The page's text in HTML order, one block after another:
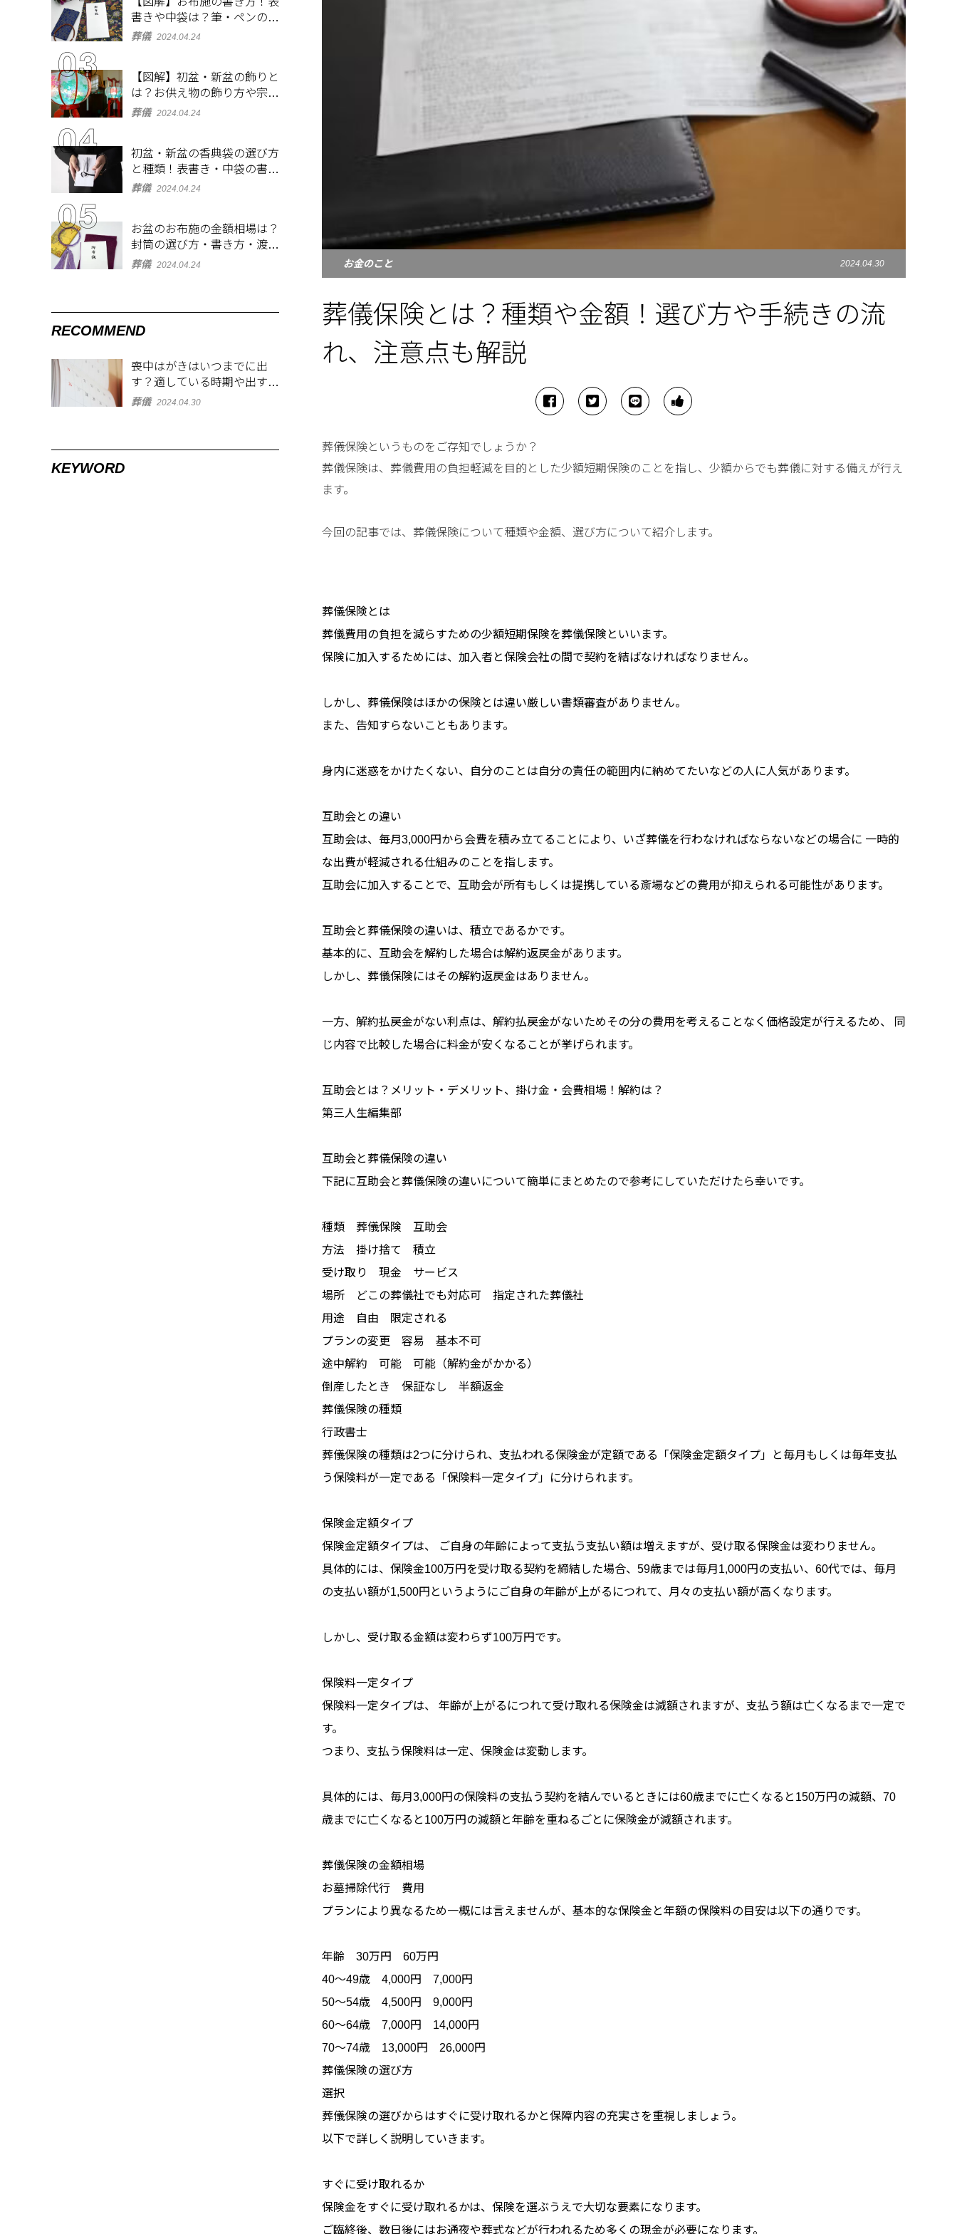
お金のこと 2024.04.30
葬儀保険とは？種類や金額！選び方や手続きの流
れ、注意点も解説
葬儀保険というものをご存知でしょうか？
葬儀保険は、葬儀費用の負担軽減を目的とした少額短期保険のことを指し、少額からでも葬儀に対する備えが行え
ます。
今回の記事では、葬儀保険について種類や金額、選び方について紹介します。
葬儀保険とは
葬儀費用の負担を減らすための少額短期保険を葬儀保険といいます。
保険に加入するためには、加入者と保険会社の間で契約を結ばなければなりません。
しかし、葬儀保険はほかの保険とは違い厳しい書類審査がありません。
また、告知すらないこともあります。
身内に迷惑をかけたくない、自分のことは自分の責任の範囲内に納めてたいなどの人に人気があります。
互助会との違い
互助会は、毎月3,000円から会費を積み立てることにより、いざ葬儀を行わなければならないなどの場合に 一時的
な出費が軽減される仕組みのことを指します。
互助会に加入することで、互助会が所有もしくは提携している斎場などの費用が抑えられる可能性があります。
互助会と葬儀保険の違いは、積立であるかです。
基本的に、互助会を解約した場合は解約返戻金があります。
しかし、葬儀保険にはその解約返戻金はありません。
一方、解約払戻金がない利点は、解約払戻金がないためその分の費用を考えることなく価格設定が行えるため、 同
じ内容で比較した場合に料金が安くなることが挙げられます。
互助会とは？メリット・デメリット、掛け金・会費相場！解約は？
第三人生編集部
互助会と葬儀保険の違い
下記に互助会と葬儀保険の違いについて簡単にまとめたので参考にしていただけたら幸いです。
種類 葬儀保険 互助会
方法 掛け捨て 積立
受け取り 現金 サービス
場所 どこの葬儀社でも対応可 指定された葬儀社
用途 自由 限定される
プランの変更 容易 基本不可
途中解約 可能 可能（解約金がかかる）
倒産したとき 保証なし 半額返金
葬儀保険の種類
行政書士
葬儀保険の種類は2つに分けられ、支払われる保険金が定額である「保険金定額タイプ」と毎月もしくは毎年支払
う保険料が一定である「保険料一定タイプ」に分けられます。
保険金定額タイプ
保険金定額タイプは、 ご自身の年齢によって支払う支払い額は増えますが、受け取る保険金は変わりません。
具体的には、保険金100万円を受け取る契約を締結した場合、59歳までは毎月1,000円の支払い、60代では、毎月
の支払い額が1,500円というようにご自身の年齢が上がるにつれて、月々の支払い額が高くなります。
しかし、受け取る金額は変わらず100万円です。
保険料一定タイプ
保険料一定タイプは、 年齢が上がるにつれて受け取れる保険金は減額されますが、支払う額は亡くなるまで一定で
す。
つまり、支払う保険料は一定、保険金は変動します。
具体的には、毎月3,000円の保険料の支払う契約を結んでいるときには60歳までに亡くなると150万円の減額、70
歳までに亡くなると100万円の減額と年齢を重ねるごとに保険金が減額されます。
葬儀保険の金額相場
お墓掃除代行 費用
プランにより異なるため一概には言えませんが、基本的な保険金と年額の保険料の目安は以下の通りです。
年齢 30万円 60万円
40～49歳 4,000円 7,000円
50～54歳 4,500円 9,000円
60～64歳 7,000円 14,000円
70～74歳 13,000円 26,000円
葬儀保険の選び方
選択
葬儀保険の選びからはすぐに受け取れるかと保障内容の充実さを重視しましょう。
以下で詳しく説明していきます。
すぐに受け取れるか
保険金をすぐに受け取れるかは、保険を選ぶうえで大切な要素になります。
ご臨終後、数日後にはお通夜や葬式などが行われるため多くの現金が必要になります。
書きや中袋は？筆・ペンのマ
ナーとよくあるQ&A集
葬儀 2024.04.24
【図解】初盆・新盆の飾りと
は？お供え物の飾り方や宗派
ごとの違いを解説！
葬儀 2024.04.24
初盆・新盆の香典袋の選び方
と種類！表書き・中袋の書き
方、お札の入れ方も
葬儀 2024.04.24
お盆のお布施の金額相場は？
封筒の選び方・書き方・渡し
方も解説
葬儀 2024.04.24
RECOMMEND
喪中はがきはいつまでに出
す？適している時期や出す範
囲を解説！
葬儀 2024.04.30
KEYWORD